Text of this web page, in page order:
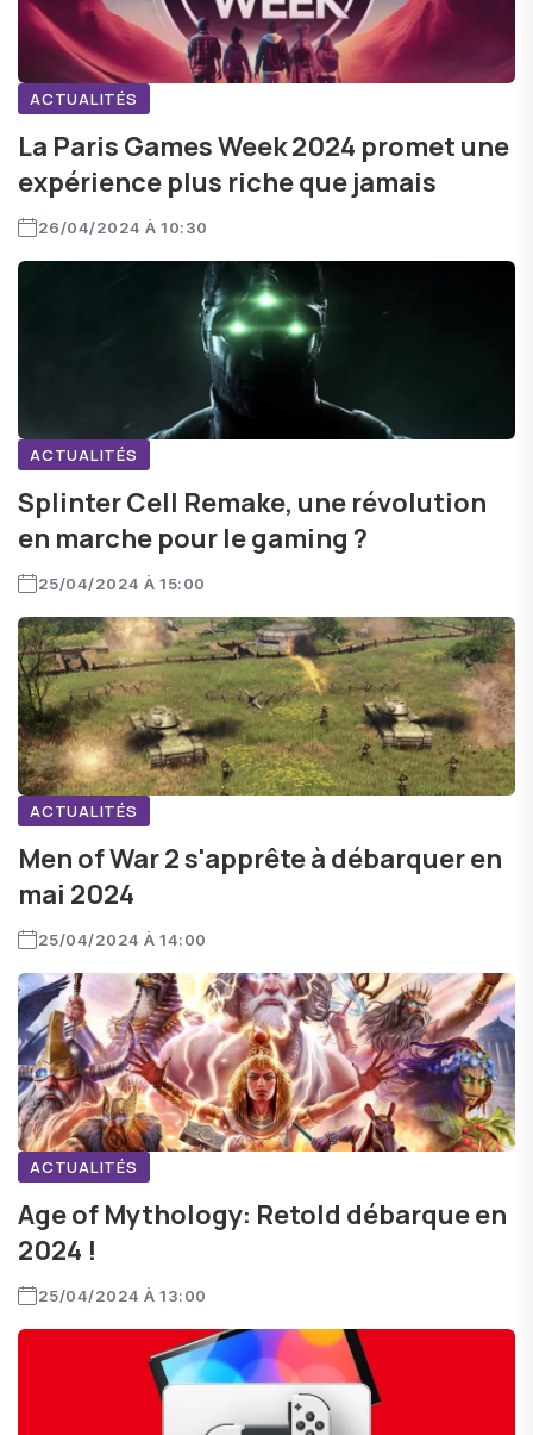
ACTUALITÉS
La Paris Games Week 2024 promet une
expérience plus riche que jamais
26/04/2024 À 10:30
ACTUALITÉS
Splinter Cell Remake, une révolution
en marche pour le gaming ?
25/04/2024 À 15:00
ACTUALITÉS
Men of War 2 s'apprête à débarquer en
mai 2024
25/04/2024 À 14:00
ACTUALITÉS
Age of Mythology: Retold débarque en
2024 !
25/04/2024 À 13:00